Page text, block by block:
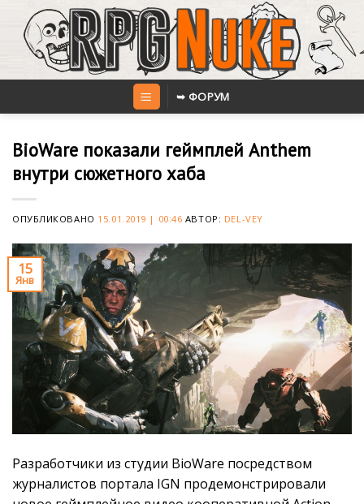
content
➥ ФОРУМ
BioWare показали геймплей Anthem
внутри сюжетного хаба
ОПУБЛИКОВАНО 15.01.2019 | 00:46 АВТОР: DEL-VEY
15
Янв
Разработчики из студии BioWare посредством
журналистов портала IGN продемонстрировали